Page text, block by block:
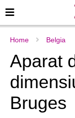
Home Belgia
Aparat
Bruges